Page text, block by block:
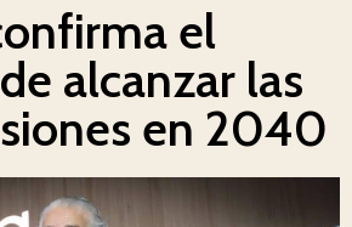
el
alcanzar las
en 2040